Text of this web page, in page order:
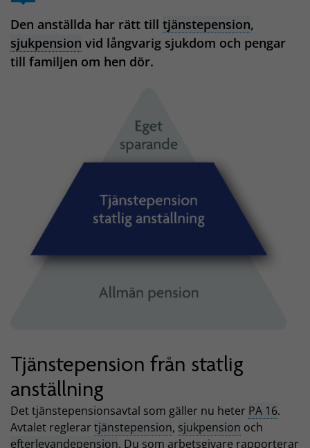
Den anställda har rätt till tjänstepension,
sjukpension vid långvarig sjukdom och pengar
till familjen om hen dör.
Tjänstepension från statlig
anställning
Det tjänstepensionsavtal som gäller nu heter PA 16.
Avtalet reglerar tjänstepension, sjukpension och
efterlevandepension. Du som arbetsgivare rapporterar